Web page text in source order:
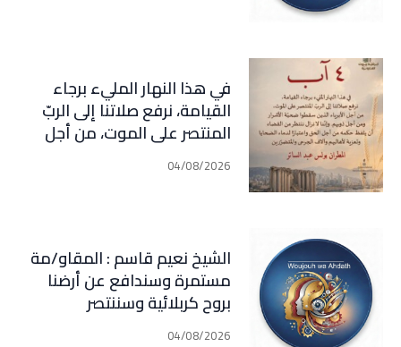
في هذا النهار المليء برجاء
القيامة، نرفع صلاتنا إلى الربّ
المنتصر على الموت، من أجل
الأبرياء الذين سقطوا ضحيّة
الأشرار ومن أجل ذويهم. وإننا لا
لدماء الضحايا وتعزية لأهاليهم
وآلاف الجرحى
والمتضررين(المطران بولس عبد
الساتر)
04/08/2026
الشيخ نعيم قاسم : المقاو/مة
مستمرة وسندافع عن أرضنا
بروح كربلائية وسننتصر
04/08/2026